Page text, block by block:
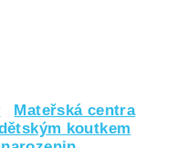
Mateřská centra
koutkem